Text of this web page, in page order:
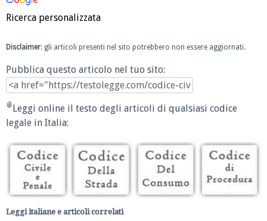
Ricerca personalizzata
Disclaimer: gli articoli presenti nel sito potrebbero non essere aggiornati.
Pubblica questo articolo nel tuo sito:
Leggi online il testo degli articoli di qualsiasi codice
legale in Italia:
Leggi italiane e articoli correlati